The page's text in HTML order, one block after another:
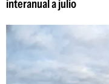
interanual a julio